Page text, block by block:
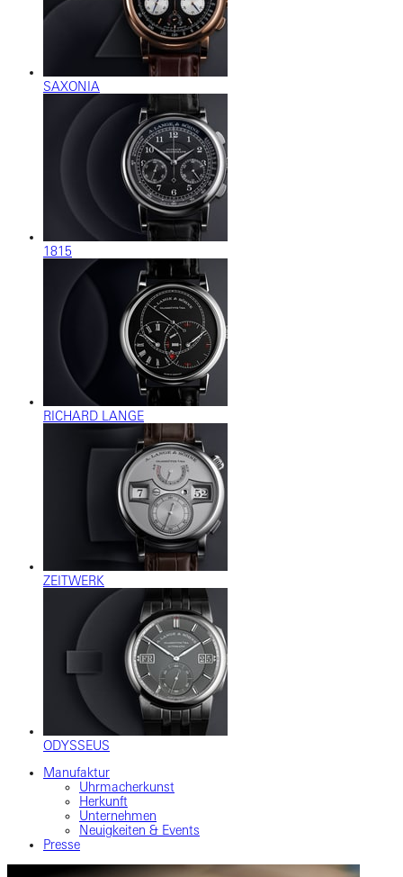
SAXONIA
1815
RICHARD LANGE
ZEITWERK
ODYSSEUS
Manufaktur
Uhrmacherkunst
Herkunft
Unternehmen
Neuigkeiten & Events
Presse